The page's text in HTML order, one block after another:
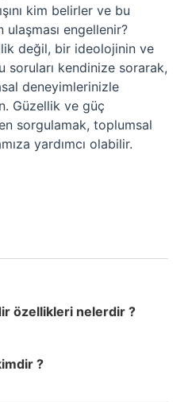
kim belirler ve bu
ulaşması engellenir?
değil, bir ideolojinin ve
soruları kendinize sorarak,
deneyimlerinizle
Güzellik ve güç
sorgulamak, toplumsal
yardımcı olabilir.
özellikleri nelerdir ?
?